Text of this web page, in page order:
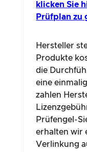
klicken Sie
Prüfplan zu
Hersteller
Produkte
die
eine
zahlen
Prüfengel-
erhalten wir
Verlinkung